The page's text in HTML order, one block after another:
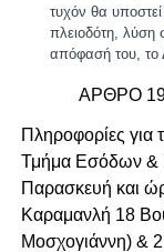
τυχόν θα
πλειοδότη, λύση
απόφασή του, το
ΑΡΘΡΟ 19
Πληροφορίες για
Τμήμα Εσόδων &
Παρασκευή και
Καραμανλή 18
Μοσχογιάννη) &